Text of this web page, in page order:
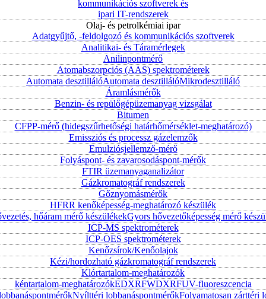
kommunikációs szoftverek és
ipari IT-rendszerek
Olaj- és petrolkémiai ipar
Adatgyűjtő, -feldolgozó és kommunikációs szoftverek
Analitikai- és Táramérlegek
Anilinpontmérő
Atomabszorpciós (AAS) spektrométerek
Automata desztillálóAutomata desztillálóMikrodesztilláló
Áramlásmérők
Benzin- és repülőgépüzemanyag vizsgálat
Bitumen
CFPP-mérő (hidegszűrhetőségi határhőmérséklet-meghatározó)
Emissziós és processz gázelemzők
Emulziósjellemző-mérő
Folyáspont- és zavarosodáspont-mérők
FTIR üzemanyaganalizátor
Gázkromatográf rendszerek
Gőznyomásmérők
HFRR kenőképesség-meghatározó készülék
hőáram mérő készülékekGyors hővezetőképesség mérő
ICP-MS spektrométerek
ICP-OES spektrométerek
Kenőzsírok/Kenőolajok
Kézi/hordozható gázkromatográf rendszerek
Klórtartalom-meghatározók
kéntartalom-meghatározókEDXRFWDXRFUV-fluoreszcencia
Nyílttéri lobbanáspontmérőkFolyamatosan zárttéri